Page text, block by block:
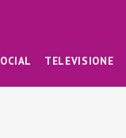
TELEVISIONE